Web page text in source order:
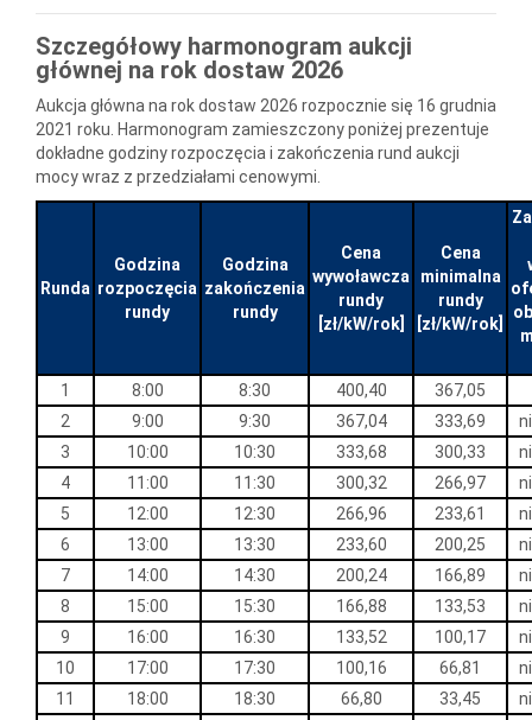
Szczegółowy harmonogram aukcji
głównej na rok dostaw 2026
Aukcja główna na rok dostaw 2026 rozpocznie się 16 grudnia
2021 roku. Harmonogram zamieszczony poniżej prezentuje
dokładne godziny rozpoczęcia i zakończenia rund aukcji
mocy wraz z przedziałami cenowymi.
Runda
Godzina
rozpoczęcia
rundy
Godzina
zakończenia
rundy
Cena
wywoławcza
rundy
[zł/kW/rok]
Cena
minimalna
rundy
[zł/kW/rok]
1 8:00 8:30 400,40
367,05
2
9:00 9:30 367,04 333,69
3
10:00 10:30 333,68 300,33
4
11:00 11:30 300,32 266,97
5
12:00 12:30 266,96 233,61
6
13:00 13:30 233,60 200,25
7
14:00 14:30 200,24 166,89
8
15:00 15:30 166,88 133,53
9
16:00 16:30 133,52 100,17
10
17:00 17:30 100,16 66,81
11
18:00 18:30 66,80 33,45